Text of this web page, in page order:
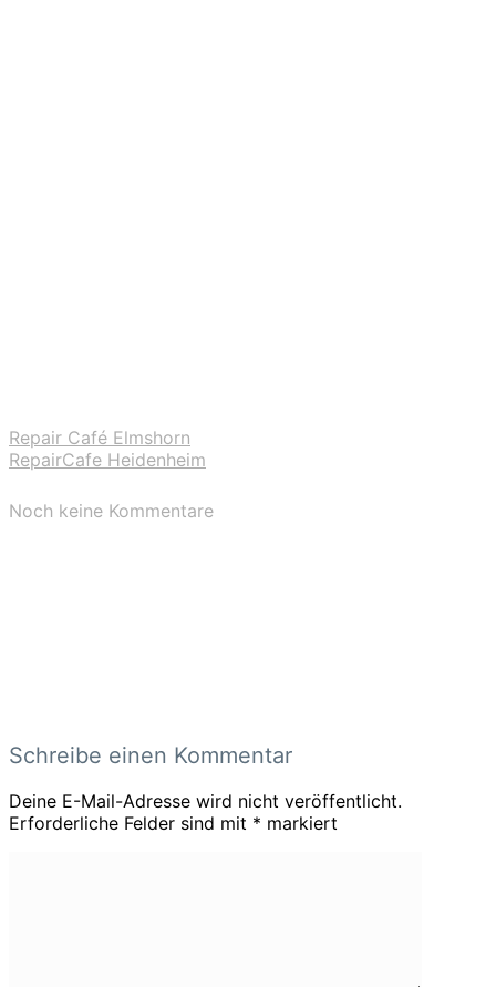
Repair Café Elmshorn
RepairCafe Heidenheim
Noch keine Kommentare
Schreibe einen Kommentar
Deine E-Mail-Adresse wird nicht veröffentlicht.
Erforderliche Felder sind mit * markiert